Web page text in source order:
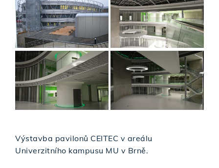
Výstavba pavilonů CEITEC v areálu
Univerzitního kampusu MU v Brně.